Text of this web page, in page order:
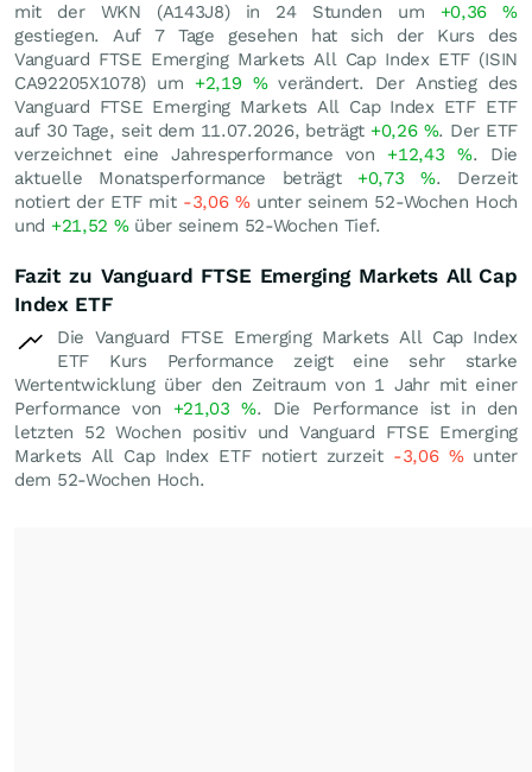
mit der WKN (A143J8) in 24 Stunden um +0,36%
gestiegen. Auf 7 Tage gesehen hat sich der Kurs des
Vanguard FTSE Emerging Markets All Cap Index ETF (ISIN
CA92205X1078) um +2,19 %verändert. Der Anstieg des
Vanguard FTSE Emerging Markets All Cap Index ETF ETF
auf 30 Tage, seit dem 11.07.2026, beträgt +0,26 %. Der ETF
verzeichnet eine Jahresperformance von +12,43%. Die
aktuelle Monatsperformance beträgt +0,73%. Derzeit
notiert der ETF mit -3,06 %unter seinem 52-Wochen Hoch
und +21,52 %über seinem 52-Wochen Tief.
Fazit zu Vanguard FTSE Emerging Markets All Cap
Index ETF
Die Vanguard FTSE Emerging Markets All Cap Index
ETF Kurs Performance zeigt eine sehr starke
Wertentwicklung über den Zeitraum von 1 Jahr mit einer
Performance von +21,03%. Die Performance ist in den
letzten 52 Wochen positiv und Vanguard FTSE Emerging
Markets All Cap Index ETF notiert zurzeit -3,06 %unter
dem 52-Wochen Hoch.